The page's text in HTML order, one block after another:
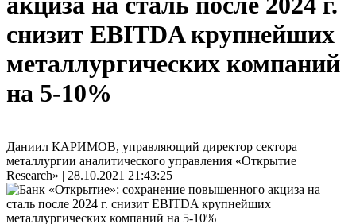
снизит EBITDA крупнейших
металлургических компаний
на 5-10%
Даниил КАРИМОВ, управляющий директор сектора
металлургии аналитического управления «Открытие
Research» | 28.10.2021 21:43:25